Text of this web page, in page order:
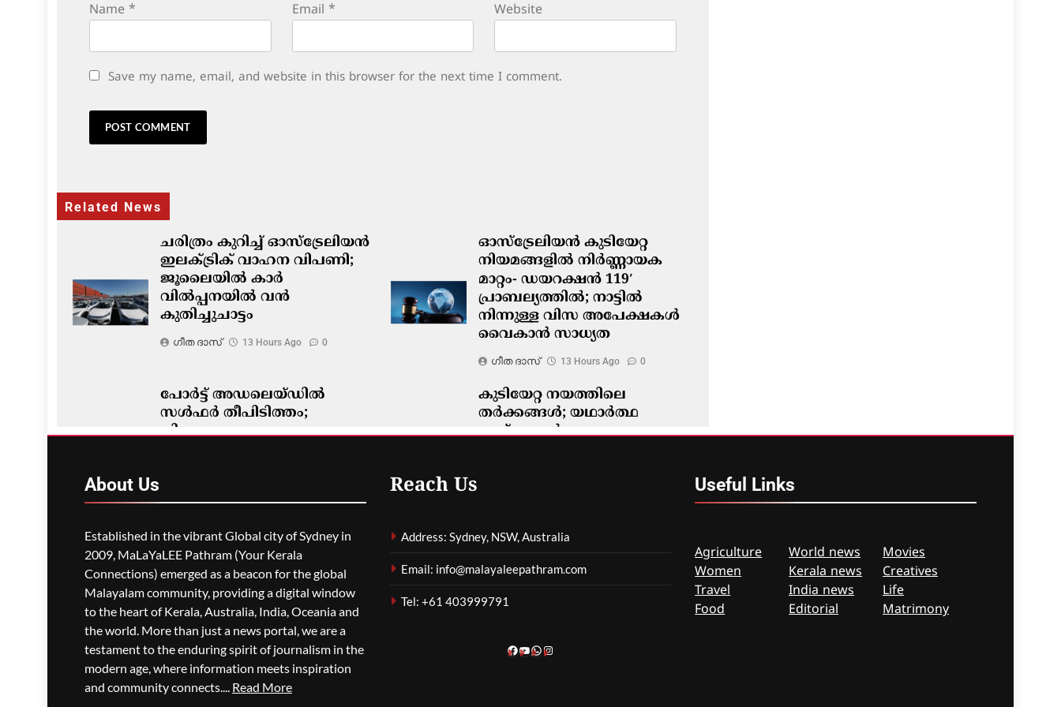
Name * Email * Website
Save my name, email, and website in this browser for the next time I comment.
Related News
ചരിത്രം കുറിച്ച് ഓസ്‌ട്രേലിയൻ
ഇലക്ട്രിക് വാഹന വിപണി;
ജൂലൈയിൽ കാർ
വിൽപ്പനയിൽ വൻ
കുതിച്ചുചാട്ടം
ഗീത ദാസ്‌ 13 Hours Ago 0
ഓസ്‌ട്രേലിയൻ കുടിയേറ്റ
നിയമങ്ങളിൽ നിർണ്ണായക
മാറ്റം- ഡയറക്ഷൻ 119′
പ്രാബല്യത്തിൽ; നാട്ടിൽ
നിന്നുള്ള വിസ അപേക്ഷകൾ
വൈകാൻ സാധ്യത
ഗീത ദാസ്‌ 13 Hours Ago 0
പോർട്ട് അഡലെയ്ഡിൽ
സൾഫർ തീപിടിത്തം;
വിഷപുക പടരുന്നു,
കുടിയേറ്റ നയത്തിലെ
തർക്കങ്ങൾ; യഥാർത്ഥ
പ്രശ്നങ്ങൾ
About Us
Established in the vibrant Global city of Sydney in
2009, MaLaYaLEE Pathram (Your Kerala
Connections) emerged as a beacon for the global
Malayalam community, providing a digital window
to the heart of Kerala, Australia, India, Oceania and
the world. More than just a news portal, we are a
testament to the enduring spirit of journalism in the
modern age, where information meets inspiration
and community connects.... Read More
Reach Us
Address: Sydney, NSW, Australia
Email: info@malayaleepathram.com
Tel: +61 403999791
Facebook
YouTube
WhatsApp
Instagram
Useful Links
Agriculture
Women
Travel
Food
World news
Kerala news
India news
Editorial
Movies
Creatives
Life
Matrimony